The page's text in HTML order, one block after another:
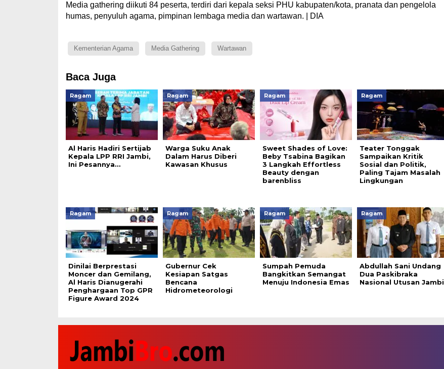
Media gathering diikuti 84 peserta, terdiri dari kepala seksi PHU kabupaten/kota, pranata dan pengelola
humas, penyuluh agama, pimpinan lembaga media dan wartawan. | DIA
Kementerian Agama Media Gathering Wartawan
Baca Juga
Ragam
Al Haris Hadiri Sertijab
Kepala LPP RRI Jambi,
Ini Pesannya…
Ragam
Warga Suku Anak
Dalam Harus Diberi
Kawasan Khusus
Ragam
Sweet Shades of Love:
Beby Tsabina Bagikan
3 Langkah Effortless
Beauty dengan
barenbliss
Ragam
Teater Tonggak
Sampaikan Kritik
Sosial dan Politik,
Paling Tajam Masalah
Lingkungan
Ragam
Dinilai Berprestasi
Moncer dan Gemilang,
Al Haris Dianugerahi
Penghargaan Top GPR
Figure Award 2024
Ragam
Gubernur Cek
Kesiapan Satgas
Bencana
Hidrometeorologi
Ragam
Sumpah Pemuda
Bangkitkan Semangat
Menuju Indonesia Emas
Ragam
Abdullah Sani Undang
Dua Paskibraka
Nasional Utusan Jambi